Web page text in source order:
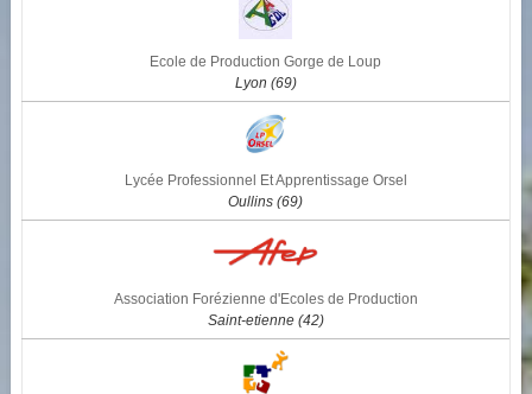
Ecole de Production Gorge de Loup
Lyon (69)
Lycée Professionnel Et Apprentissage Orsel
Oullins (69)
Association Forézienne d'Ecoles de Production
Saint-etienne (42)